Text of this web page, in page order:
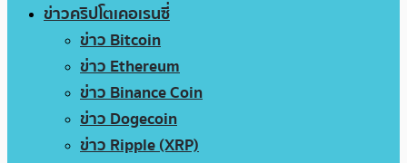
ข่าวคริปโตเคอเรนซี่
ข่าว Bitcoin
ข่าว Ethereum
ข่าว Binance Coin
ข่าว Dogecoin
ข่าว Ripple (XRP)